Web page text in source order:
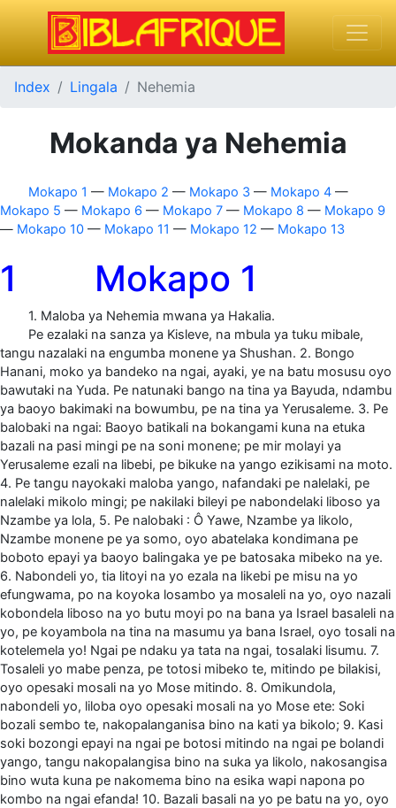
Index Lingala Nehemia
Mokanda ya Nehemia
Mokapo 1 — Mokapo 2 — Mokapo 3 — Mokapo 4 —
Mokapo 5 — Mokapo 6 — Mokapo 7 — Mokapo 8 — Mokapo 9
— Mokapo 10 — Mokapo 11 — Mokapo 12 — Mokapo 13
1 Mokapo 1
1. Maloba ya Nehemia mwana ya Hakalia.
Pe ezalaki na sanza ya Kisleve, na mbula ya tuku mibale,
tangu nazalaki na engumba monene ya Shushan. 2. Bongo
Hanani, moko ya bandeko na ngai, ayaki, ye na batu mosusu oyo
bawutaki na Yuda. Pe natunaki bango na tina ya Bayuda, ndambu
ya baoyo bakimaki na bowumbu, pe na tina ya Yerusaleme. 3. Pe
balobaki na ngai: Baoyo batikali na bokangami kuna na etuka
bazali na pasi mingi pe na soni monene; pe mir molayi ya
Yerusaleme ezali na libebi, pe bikuke na yango ezikisami na moto.
4. Pe tangu nayokaki maloba yango, nafandaki pe nalelaki, pe
nalelaki mikolo mingi; pe nakilaki bileyi pe nabondelaki liboso ya
Nzambe ya lola, 5. Pe nalobaki : Ô Yawe, Nzambe ya likolo,
Nzambe monene pe ya somo, oyo abatelaka kondimana pe
boboto epayi ya baoyo balingaka ye pe batosaka mibeko na ye.
6. Nabondeli yo, tia litoyi na yo ezala na likebi pe misu na yo
efungwama, po na koyoka losambo ya mosaleli na yo, oyo nazali
kobondela liboso na yo butu moyi po na bana ya Israel basaleli na
yo, pe koyambola na tina na masumu ya bana Israel, oyo tosali na
kotelemela yo! Ngai pe ndaku ya tata na ngai, tosalaki lisumu. 7.
Tosaleli yo mabe penza, pe totosi mibeko te, mitindo pe bilakisi,
oyo opesaki mosali na yo Mose mitindo. 8. Omikundola,
nabondeli yo, liloba oyo opesaki mosali na yo Mose ete: Soki
bozali sembo te, nakopalanganisa bino na kati ya bikolo; 9. Kasi
soki bozongi epayi na ngai pe botosi mitindo na ngai pe bolandi
yango, tangu nakopalangisa bino na suka ya likolo, nakosangisa
bino wuta kuna pe nakomema bino na esika wapi napona po
kombo na ngai efanda! 10. Bazali basali na yo pe batu na yo, oyo